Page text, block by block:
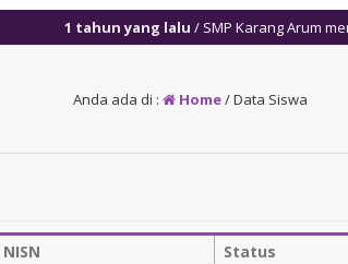
1 tahun yang lalu/ SMP Karang Arum membuka
Anda ada di : Home/Data Siswa
NISN
Status